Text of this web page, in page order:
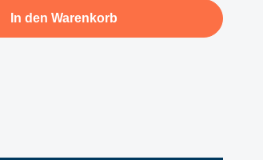
Wert ein oder
In den Warenkorb